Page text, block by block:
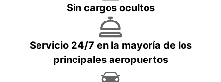
Sin cargos ocultos
Servicio 24/7 en la mayoría de los
principales aeropuertos